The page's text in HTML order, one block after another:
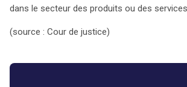
dans le secteur des produits ou des
(source : Cour de justice)